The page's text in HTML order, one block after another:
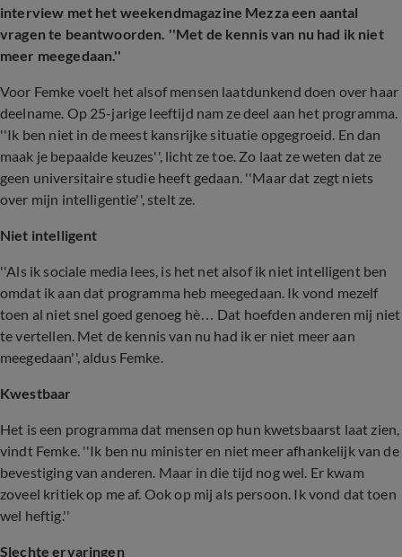
interview met het weekendmagazine Mezza een aantal
vragen te beantwoorden. ''Met de kennis van nu had ik niet
meer meegedaan.''
Voor Femke voelt het alsof mensen laatdunkend doen over haar
deelname. Op 25-jarige leeftijd nam ze deel aan het programma.
''Ik ben niet in de meest kansrijke situatie opgegroeid. En dan
maak je bepaalde keuzes'', licht ze toe. Zo laat ze weten dat ze
geen universitaire studie heeft gedaan. ''Maar dat zegt niets
over mijn intelligentie'', stelt ze.
Niet intelligent
''Als ik sociale media lees, is het net alsof ik niet intelligent ben
omdat ik aan dat programma heb meegedaan. Ik vond mezelf
toen al niet snel goed genoeg hè… Dat hoefden anderen mij niet
te vertellen. Met de kennis van nu had ik er niet meer aan
meegedaan'', aldus Femke.
Kwestbaar
Het is een programma dat mensen op hun kwetsbaarst laat zien,
vindt Femke. ''Ik ben nu minister en niet meer afhankelijk van de
bevestiging van anderen. Maar in die tijd nog wel. Er kwam
zoveel kritiek op me af. Ook op mij als persoon. Ik vond dat toen
wel heftig.''
Slechte ervaringen